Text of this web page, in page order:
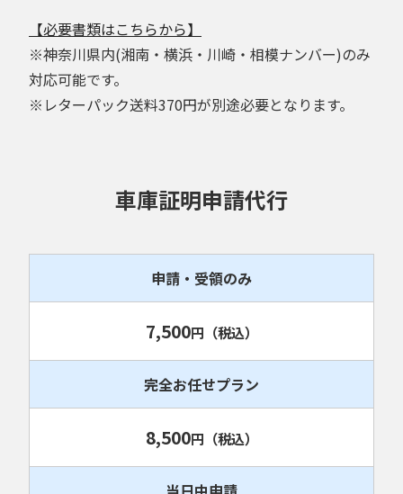
【必要書類はこちらから】
※神奈川県内(湘南・横浜・川崎・相模ナンバー)のみ
対応可能です。
※レターパック送料370円が別途必要となります。
車庫証明申請代行
申請・受領のみ
7,500円 （税込）
完全お任せプラン
8,500円 （税込）